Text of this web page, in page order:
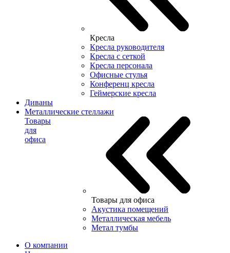
Кресла
Кресла руководителя
Кресла с сеткой
Кресла персонала
Офисные стулья
Конференц кресла
Геймерские кресла
Диваны
Металлические стеллажи
Товары
для
офиса
Товары для офиса
Акустика помещений
Металлическая мебель
Метал тумбы
О компании